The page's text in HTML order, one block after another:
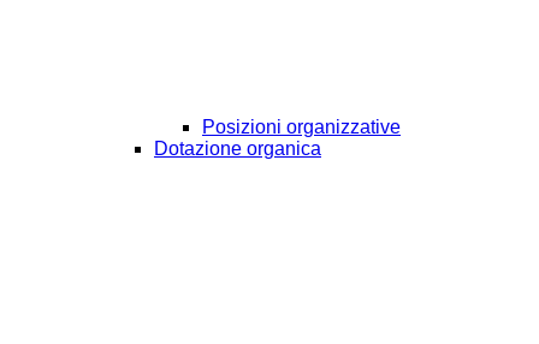
Posizioni organizzative
Dotazione organica